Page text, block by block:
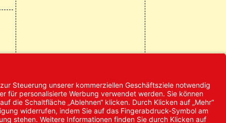
© 2024 Promed
Vertriebsgesellschaft mbH | Alle